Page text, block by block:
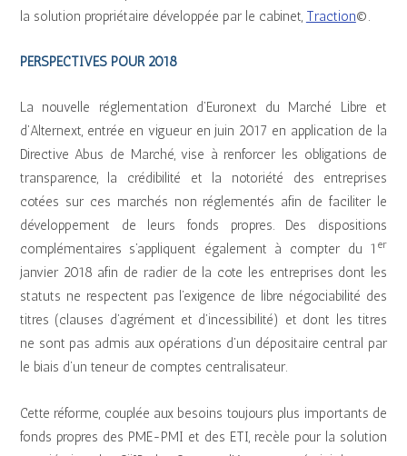
la solution propriétaire développée par le cabinet, Traction©.
PERSPECTIVES POUR 2018
La nouvelle réglementation d’Euronext du Marché Libre et
d’Alternext, entrée en vigueur en juin 2017 en application de la
Directive Abus de Marché, vise à renforcer les obligations de
transparence, la crédibilité et la notoriété des entreprises
cotées sur ces marchés non réglementés afin de faciliter le
développement de leurs fonds propres. Des dispositions
complémentaires s’appliquent également à compter du 1 er
janvier 2018 afin de radier de la cote les entreprises dont les
statuts ne respectent pas l’exigence de libre négociabilité des
titres (clauses d’agrément et d’incessibilité) et dont les titres
ne sont pas admis aux opérations d’un dépositaire central par
le biais d’un teneur de comptes centralisateur.
Cette réforme, couplée aux besoins toujours plus importants de
fonds propres des PME-PMI et des ETI, recèle pour la solution